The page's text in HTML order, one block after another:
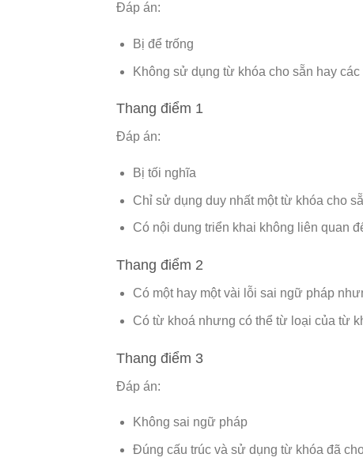
Đáp án:
Bị để trống
Không sử dụng từ khóa cho sẵn hay
Thang điểm 1
Đáp án:
Bị tối nghĩa
Chỉ sử dụng duy nhất một từ khóa cho
Có nội dung triển khai không liên quan
Thang điểm 2
Có một hay một vài lỗi sai ngữ pháp
Có từ khoá nhưng có thể từ loại của từ
Thang điểm 3
Đáp án:
Không sai ngữ pháp
Đúng cấu trúc và sử dụng từ khóa đã